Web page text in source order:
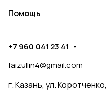
Помощь
+7 960 041 23 41
faizullin4@gmail.com
г. Казань, ул.